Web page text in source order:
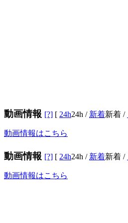
動画情報 [?] [ 24h24h / 新着新着 /
動画情報はこちら
動画情報 [?] [ 24h24h / 新着新着 /
動画情報はこちら